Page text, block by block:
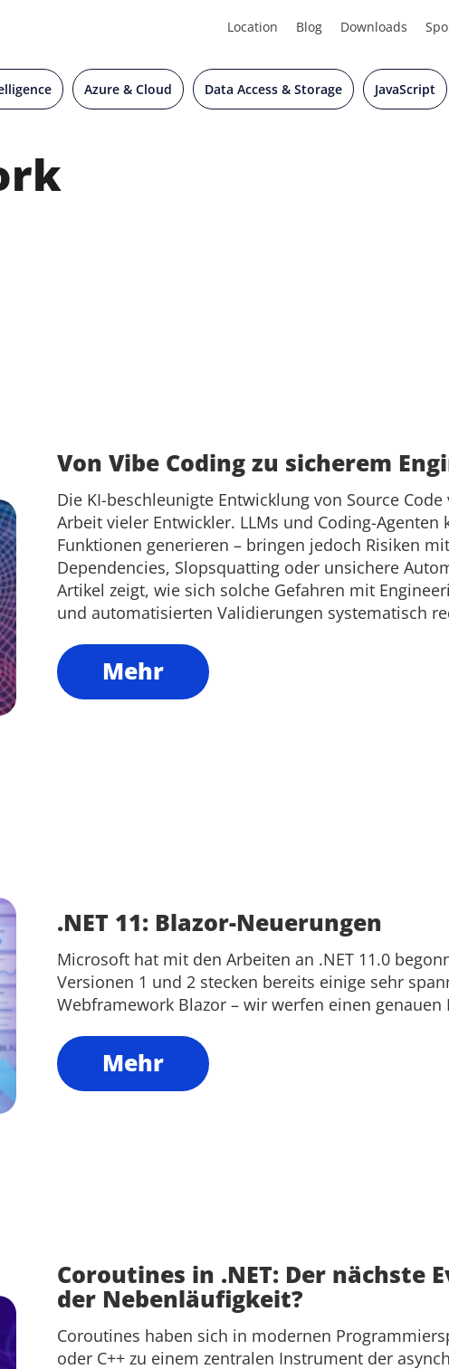
Location Blog Downloads
Azure & Cloud Data Access & Storage JavaScript
Von Vibe Coding zu sicherem
Die KI-beschleunigte Entwicklung von Source
Arbeit vieler Entwickler. LLMs und Coding-Agenten
Funktionen generieren – bringen jedoch Risiken
Dependencies, Slopsquatting oder unsichere
Artikel zeigt, wie sich solche Gefahren mit
und automatisierten Validierungen systematisch
Mehr
.NET 11: Blazor-Neuerungen
Microsoft hat mit den Arbeiten an .NET 11.0
Versionen 1 und 2 stecken bereits einige sehr
Webframework Blazor – wir werfen einen genauen
Mehr
Coroutines in .NET: Der nächste
der Nebenläufigkeit?
Coroutines haben sich in modernen
oder C++ zu einem zentralen Instrument der